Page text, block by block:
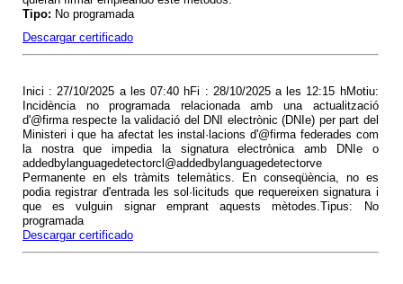
Tipo: No programada
Descargar certificado
Inici : 27/10/2025 a les 07:40 hFi : 28/10/2025 a les 12:15 hMotiu:
Incidència no programada relacionada amb una actualització
d'@firma respecte la validació del DNI electrònic (DNIe) per part del
Ministeri i que ha afectat les instal·lacions d'@firma federades com
la nostra que impedia la signatura electrònica amb DNIe o
addedbylanguagedetectorcl@addedbylanguagedetectorve
Permanente en els tràmits telemàtics. En conseqüència, no es
podia registrar d'entrada les sol·licituds que requereixen signatura i
que es vulguin signar emprant aquests mètodes.Tipus: No
programada
Descargar certificado